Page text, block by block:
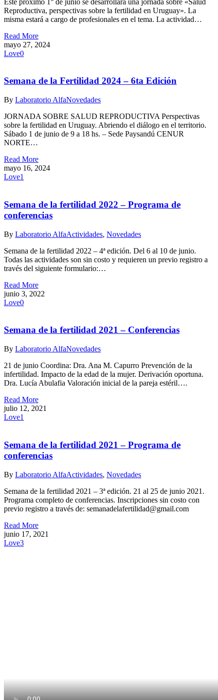
Reproductiva, perspectivas sobre la fertilidad en Uruguay». La
misma estará a cargo de profesionales en el tema. La actividad…
Read More
mayo 27, 2024
Love0
Semana de la Fertilidad 2024 – 6ta Edición
By Laboratorio AlfaNovedades
JORNADA SOBRE SALUD REPRODUCTIVA Perspectivas
sobre la fertilidad en Uruguay. Abriendo el diálogo en el territorio.
Sábado 1 de junio de 9 a 18 hs. – Sede Paysandú CENUR
NORTE…
Read More
mayo 16, 2024
Love1
Semana de la fertilidad 2022 – Programa de
conferencias
By Laboratorio AlfaActividades, Novedades
Semana de la fertilidad 2022 – 4ª edición. Del 6 al 10 de junio.
Todas las actividades son sin costo y requieren un previo registro a
través del siguiente formulario:…
Read More
junio 3, 2022
Love0
Semana de la fertilidad 2021 – Conferencias
By Laboratorio AlfaNovedades
21 de junio Coordina: Dra. Ana M. Capurro Prevención de la
infertilidad. Impacto de la edad de la mujer. Derivación oportuna.
Dra. Lucía Abulafia Valoración inicial de la pareja estéril….
Read More
julio 12, 2021
Love1
Semana de la fertilidad 2021 – Programa de
conferencias
By Laboratorio AlfaActividades, Novedades
Semana de la fertilidad 2021 – 3ª edición. 21 al 25 de junio 2021.
Programa completo de conferencias. Inscripciones sin costo con
previo registro a través de: semanadelafertilidad@gmail.com
Read More
junio 17, 2021
Love3